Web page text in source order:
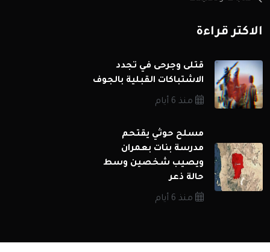
الاكثر قراءة
قتلى وجرحى في تجدد
الاشتباكات القبلية بالجوف
منذ 6 أيام
مسلح حوثي يقتحم
مدرسة بنات بعمران
ويصيب شخصين وسط
حالة ذعر
منذ 6 أيام